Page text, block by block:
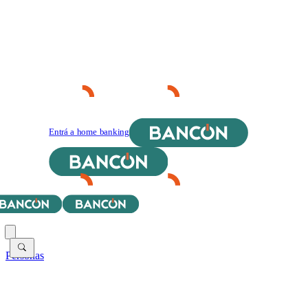
Entrá a home banking
Personas